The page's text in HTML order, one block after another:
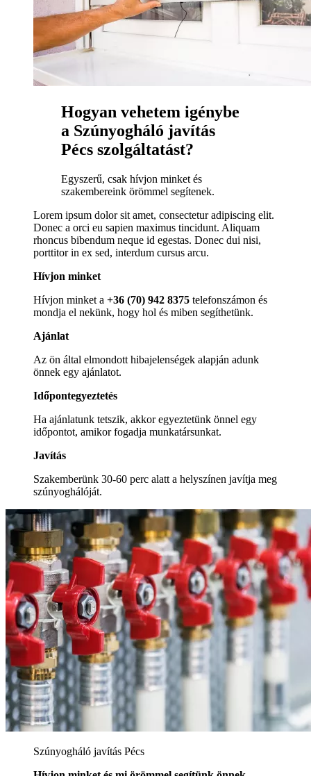
Hogyan vehetem igénybe
a Szúnyogháló javítás
Pécs szolgáltatást?
Egyszerű, csak hívjon minket és
szakembereink örömmel segítenek.
Lorem ipsum dolor sit amet, consectetur adipiscing elit.
Donec a orci eu sapien maximus tincidunt. Aliquam
rhoncus bibendum neque id egestas. Donec dui nisi,
porttitor in ex sed, interdum cursus arcu.
Hívjon minket
Hívjon minket a +36 (70) 942 8375 telefonszámon és
mondja el nekünk, hogy hol és miben segíthetünk.
Ajánlat
Az ön által elmondott hibajelenségek alapján adunk
önnek egy ajánlatot.
Időpontegyeztetés
Ha ajánlatunk tetszik, akkor egyeztetünk önnel egy
időpontot, amikor fogadja munkatársunkat.
Javítás
Szakemberünk 30-60 perc alatt a helyszínen javítja meg
szúnyoghálóját.
Szúnyogháló javítás Pécs